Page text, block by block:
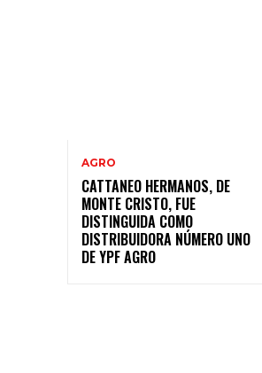
AGRO
CATTANEO HERMANOS, DE
MONTE CRISTO, FUE
DISTINGUIDA COMO
DISTRIBUIDORA NÚMERO UNO
DE YPF AGRO